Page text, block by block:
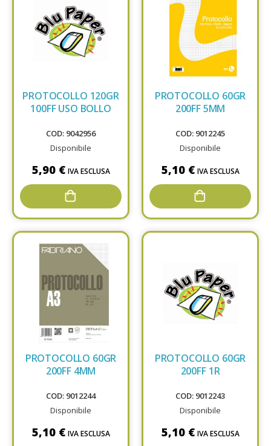
PROTOCOLLO 120GR
100FF USO BOLLO
COD: 9042956
Disponibile
5,90 € IVA ESCLUSA
PROTOCOLLO 60GR
200FF 5MM
COD: 9012245
Disponibile
5,10 € IVA ESCLUSA
PROTOCOLLO 60GR
200FF 4MM
COD: 9012244
Disponibile
5,10 € IVA ESCLUSA
PROTOCOLLO 60GR
200FF 1R
COD: 9012243
Disponibile
5,10 € IVA ESCLUSA